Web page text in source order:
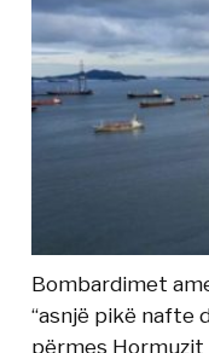
Bombardimet
“asnjë pikë nafte
përmes Hormuzit